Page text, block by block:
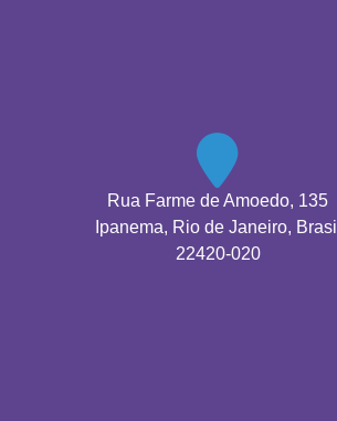
Rua Farme de Amoedo, 135
Ipanema, Rio de Janeiro, Brasil
22420-020